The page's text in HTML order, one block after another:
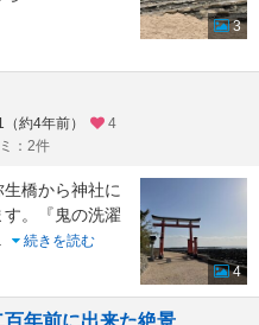
3
約4年前）
4
：2件
橋から神社に
。『鬼の洗濯
続きを読む
4
年前に出来た絶景